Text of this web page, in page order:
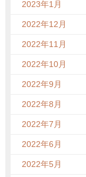
2023年1月
2022年12月
2022年11月
2022年10月
2022年9月
2022年8月
2022年7月
2022年6月
2022年5月